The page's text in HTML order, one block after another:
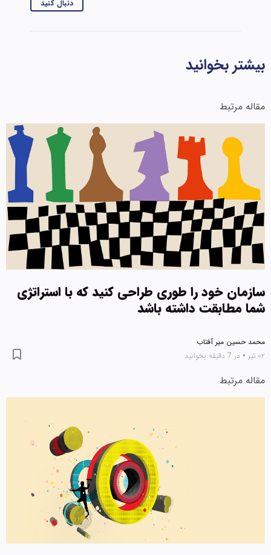
دنبال کنید
بیشتر بخوانید
مقاله مرتبط
سازمان خود را طوری طراحی کنید که با استراتژی
شما مطابقت داشته باشد
محمد حسین میر آفتاب
۰۲ تیر
• در 7 دقیقه بخوانید
مقاله مرتبط